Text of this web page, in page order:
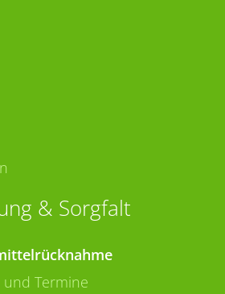
& Sorgfalt
und Termine